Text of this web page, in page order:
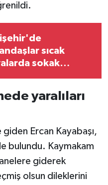
sıcak
sokak
yaralıları
giden Ercan Kayabaşı,
bulundu. Kaymakam
giderek
olsun dileklerini